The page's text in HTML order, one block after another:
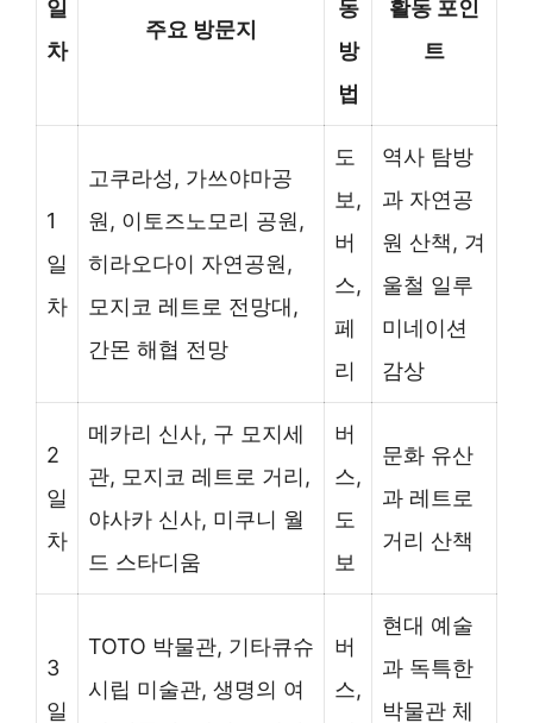
일
차
주요 방문지
동
방
법
활동 포인
트
1
일
차
고쿠라성, 가쓰야마공
원, 이토즈노모리 공원,
히라오다이 자연공원,
모지코 레트로 전망대,
간몬 해협 전망
도
보,
버
스,
페
리
역사 탐방
과 자연공
원 산책, 겨
울철 일루
미네이션
감상
2
일
차
메카리 신사, 구 모지세
관, 모지코 레트로 거리,
야사카 신사, 미쿠니 월
드 스타디움
버
스,
도
보
문화 유산
과 레트로
거리 산책
3
일
TOTO 박물관, 기타큐슈
시립 미술관, 생명의 여
버
스,
현대 예술
과 독특한
박물관 체